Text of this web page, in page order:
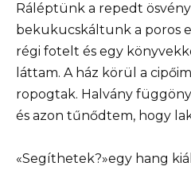
Ráléptünk a repedt
bekukucskáltunk a poros
régi fotelt és egy
láttam. A ház körül a
ropogtak. Halvány
és azon tűnődtem, hogy
«Segíthetek?»egy hang